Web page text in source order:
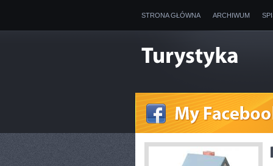
STRONA GŁÓWNA ARCHIWUM